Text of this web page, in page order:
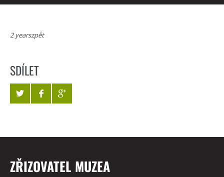
2 yearszpět
SDÍLET
ZŘIZOVATEL MUZEA